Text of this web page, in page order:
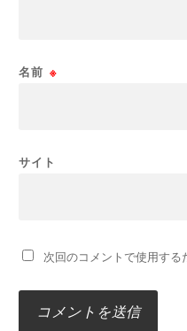
名前 ※
サイト
次回のコメントで使用する